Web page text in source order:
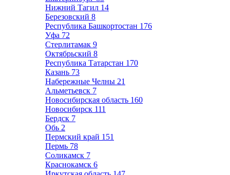
Нижний Тагил 14
Березовский 8
Республика Башкортостан 176
Уфа 72
Стерлитамак 9
Октябрьский 8
Республика Татарстан 170
Казань 73
Набережные Челны 21
Альметьевск 7
Новосибирская область 160
Новосибирск 111
Бердск 7
Обь 2
Пермский край 151
Пермь 78
Соликамск 7
Краснокамск 6